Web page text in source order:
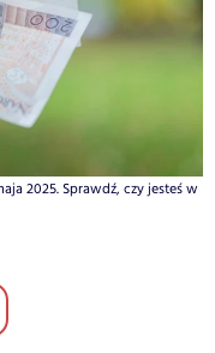
2025. Sprawdź, czy jesteś w